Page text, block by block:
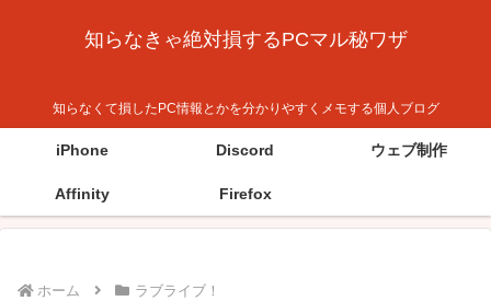
知らなきゃ絶対損するPCマル秘ワザ
知らなくて損したPC情報とかを分かりやすくメモする個人ブログ
iPhone Discord ウェブ制作
Affinity Firefox
ホーム ラブライブ！